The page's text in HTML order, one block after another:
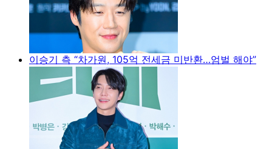
이승기 측 “차가원, 105억 전세금 미반환…엄벌 해야”